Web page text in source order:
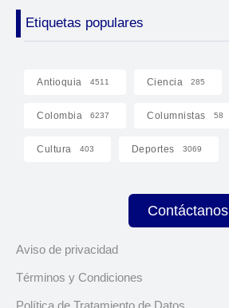
Etiquetas populares
Antioquia 4511 Ciencia 285
Colombia 6237 Columnistas 58
Cultura 403 Deportes 3069
Contáctanos
Aviso de privacidad
Términos y Condiciones
Política de Tratamiento de Datos